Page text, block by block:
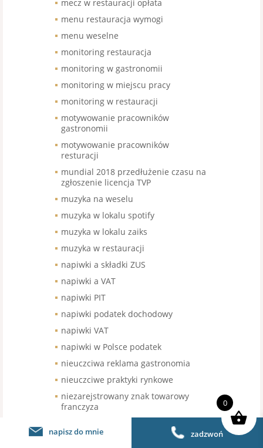
mecz w restauracji opłata
menu restauracja wymogi
menu weselne
monitoring restauracja
monitoring w gastronomii
monitoring w miejscu pracy
monitoring w restauracji
motywowanie pracowników
gastronomii
motywowanie pracowników
resturacji
mundial 2018 przedłużenie czasu na
zgłoszenie licencja TVP
muzyka na weselu
muzyka w lokalu spotify
muzyka w lokalu zaiks
muzyka w restauracji
napiwki a składki ZUS
napiwki a VAT
napiwki PIT
napiwki podatek dochodowy
napiwki VAT
napiwki w Polsce podatek
nieuczciwa reklama gastronomia
nieuczciwe praktyki rynkowe
niezarejstrowany znak towarowy
franczyza
Numer dowodu osobistego czy
napisz do mnie zadzwoń
0